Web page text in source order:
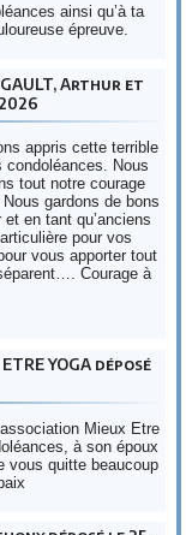
ainsi qu’à ta
épreuve.
Arthur et
appris cette terrible
Nous
tout notre courage
gardons de bons
en tant qu’anciens
pour vos
vous apporter tout
Courage à
YOGA déposé
Mieux Etre
à son époux
vous quitte beaucoup